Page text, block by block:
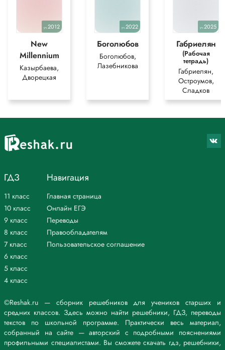
уч.2012
New
Millennium
Казырбаева,
Дворецкая
уч.2022
Боголюбов
Боголюбов,
Лазебникова
уч.2025
Габриелян
(Рабочая
тетрадь)
Габриелян,
Остроумов,
Сладков
©Reshak.ru — сборник решебников для учеников старших и
средних классов. Здесь можно найти решебники, ГДЗ, переводы
текстов по школьной программе. Практически весь материал,
собранный на сайте — авторский с подробными пояснениями
профильными специалистами. Вы сможете скачать гдз, решебники,
ГДЗ
11 класс
10 класс
9 класс
8 класс
7 класс
6 класс
5 класс
4 класс
Навигация
Главная страница
Онлайн ЕГЭ
Переводы
Правообладателям
Пользовательское соглашение